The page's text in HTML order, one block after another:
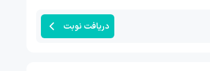
دریافت نوبت